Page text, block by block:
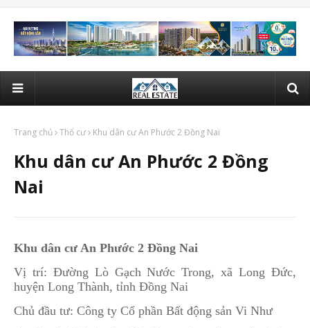
Trang chủ Thổ cư Khu dân cư An Phước 2 Đồng Nai
Khu dân cư An Phước 2 Đồng
Nai
Khu dân cư An Phước 2 Đồng Nai
Vị trí: Đường Lò Gạch Nước Trong, xã Long Đức,
huyện Long Thành, tỉnh Đồng Nai
Chủ đầu tư: Công ty Cổ phần Bất động sản Vi Như